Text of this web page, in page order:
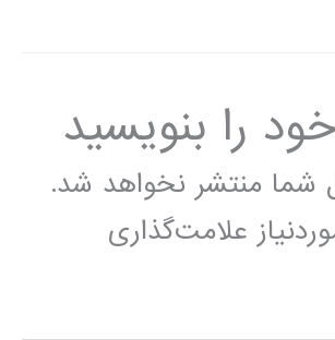
را بنویسید
شما منتشر نخواهد شد.
علامت‌گذاری